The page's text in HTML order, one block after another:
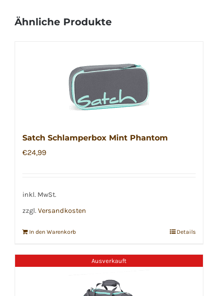
Ähnliche Produkte
Satch Schlamperbox Mint Phantom
€24,99
inkl. MwSt.
zzgl. Versandkosten
In den Warenkorb Details
Ausverkauft